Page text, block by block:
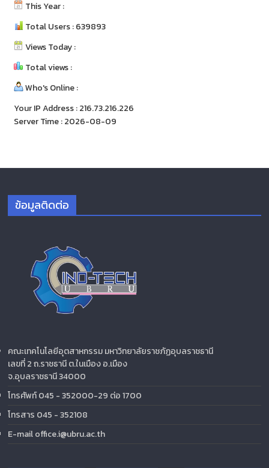
This Year :
Total Users : 639893
Views Today :
Total views :
Who's Online :
Your IP Address : 216.73.216.226
Server Time : 2026-08-09
ข้อมูลติดต่อ
คณะเทคโนโลยีอุตสาหกรรม มหาวิทยาลัยราชภัฏอุบลราชธานี
เลขที่ 2 ถ.ราชธานี ต.ในเมือง อ.เมือง
จ.อุบลราชธานี 34000
โทรศัพท์ 045 - 352000-29 ต่อ 1700
โทรสาร 045 - 352108
E-mail office.i@ubru.ac.th